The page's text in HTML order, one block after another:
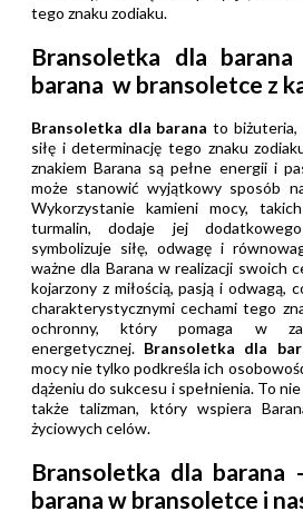
tego znaku zodiaku.
Bransoletka dla
barana w bransoletce z
Bransoletka dla barana to biżuteria,
siłę i determinację tego znaku
znakiem Barana są pełne energii i
może stanowić wyjątkowy sposób
Wykorzystanie kamieni mocy,
turmalin, dodaje jej
symbolizuje siłę, odwagę i
ważne dla Barana w realizacji swoich
kojarzony z miłością, pasją i odwagą,
charakterystycznymi cechami tego
ochronny, który pomaga w
energetycznej. Bransoletka dla
mocy nie tylko podkreśla ich
dążeniu do sukcesu i spełnienia. To
także talizman, który wspiera
życiowych celów.
Bransoletka dla barana
barana w bransoletce i